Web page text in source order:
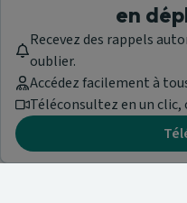
en
Recevez des rappels
oublier.
Accédez facilement à
Téléconsultez en un clic,